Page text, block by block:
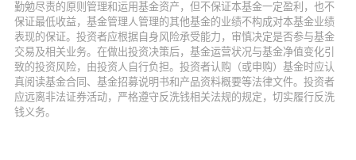
勤勉尽责的原则管理和运用基金资产，但不保证本基金一定盈利，也不
保证最低收益，基金管理人管理的其他基金的业绩不构成对本基金业绩
表现的保证。投资者应根据自身风险承受能力，审慎决定是否参与基金
交易及相关业务。在做出投资决策后，基金运营状况与基金净值变化引
致的投资风险，由投资人自行负担。投资者认购（或申购）基金时应认
真阅读基金合同、基金招募说明书和产品资料概要等法律文件。投资者
应远离非法证券活动，严格遵守反洗钱相关法规的规定，切实履行反洗
钱义务。